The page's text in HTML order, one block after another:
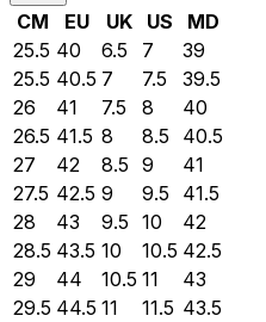
CM EU UK US
MD
25.5 40 6.5 7
39
25.5 40.5 7 7.5
39.5
26
41 7.5 8
40
26.5 41.5 8 8.5
40.5
27
42 8.5 9
41
27.5 42.5 9 9.5
41.5
28
43 9.5 10
42
28.5 43.5 10 10.5 42.5
29
44 10.5 11
43
29.5 44.5 11 11.5 43.5